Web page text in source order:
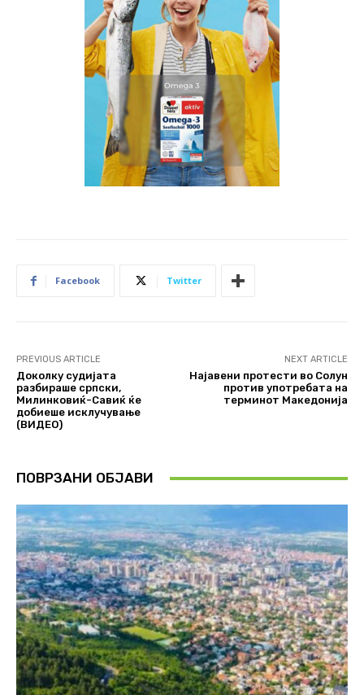
Facebook Twitter
PREVIOUS ARTICLE
Доколку судијата
разбираше српски,
Милинковиќ-Савиќ ќе
добиеше исклучување
(ВИДЕО)
NEXT ARTICLE
Најавени протести во Солун
против употребата на
терминот Македонија
ПОВРЗАНИ ОБЈАВИ